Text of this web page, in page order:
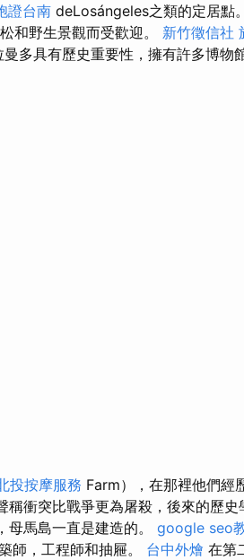
證台南 deLosángeles之類的定居點。
和野生景觀而受歡迎。 新竹徵信社
多具有歷史重要性，擁有許多博物
投按摩服務 Farm），在那裡他們經
稱衝突比戰爭更為屠殺，後來的歷
母馬島一直是建造的。 google seo
師，工程師和抽屜。 台中外燴 在第